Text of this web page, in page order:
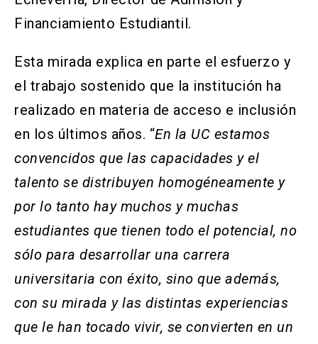
Financiamiento Estudiantil.
Esta mirada explica en parte el esfuerzo y
el trabajo sostenido que la institución ha
realizado en materia de acceso e inclusión
en los últimos años. “En la UC estamos
convencidos que las capacidades y el
talento se distribuyen homogéneamente y
por lo tanto hay muchos y muchas
estudiantes que tienen todo el potencial, no
sólo para desarrollar una carrera
universitaria con éxito, sino que además,
con su mirada y las distintas experiencias
que le han tocado vivir, se convierten en un